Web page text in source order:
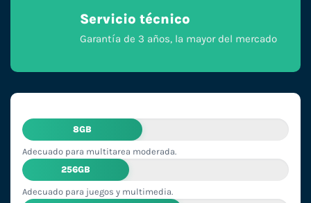
Servicio técnico
Garantía de 3 años, la mayor del mercado
8GB
Adecuado para multitarea moderada.
256GB
Adecuado para juegos y multimedia.